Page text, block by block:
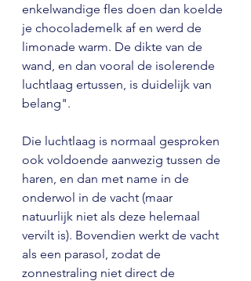
enkelwandige fles doen dan koelde
je chocolademelk af en werd de
limonade warm. De dikte van de
wand, en dan vooral de isolerende
luchtlaag ertussen, is duidelijk van
belang".
Die luchtlaag is normaal gesproken
ook voldoende aanwezig tussen de
haren, en dan met name in de
onderwol in de vacht (maar
natuurlijk niet als deze helemaal
vervilt is). Bovendien werkt de vacht
als een parasol, zodat de
zonnestraling niet direct de